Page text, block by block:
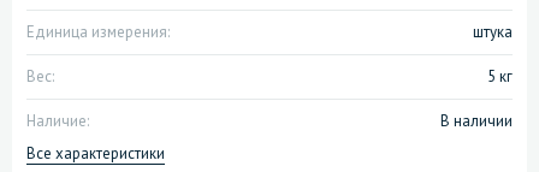
Единица измерения: штука
Вес: 5 кг
Наличие:
В наличии
Все характеристики